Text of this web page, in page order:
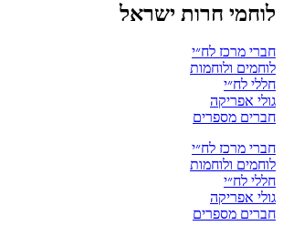
לוחמי חרות ישראל
חברי מרכז לח״י
לוחמים ולוחמות
חללי לח״י
גולי אפריקה
חברים מספרים
חברי מרכז לח״י
לוחמים ולוחמות
חללי לח״י
גולי אפריקה
חברים מספרים